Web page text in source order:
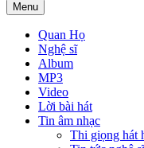
Menu
Quan Họ
Nghệ sĩ
Album
MP3
Video
Lời bài hát
Tin âm nhạc
Thi giọng hát